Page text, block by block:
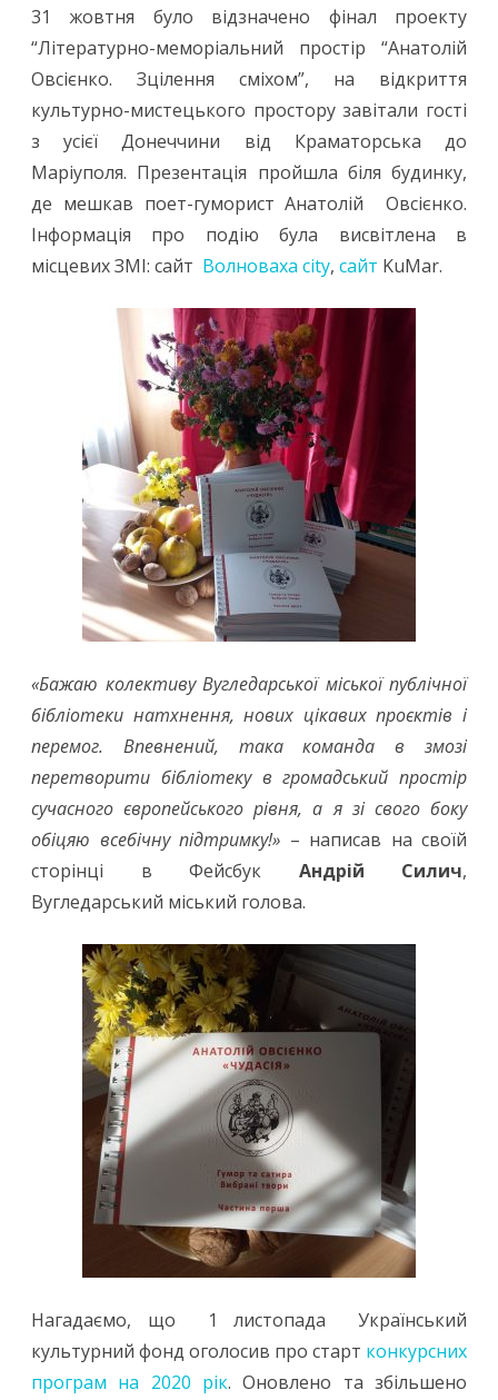
31 жовтня було відзначено фінал проекту
“Літературно-меморіальний простір “Анатолій
Овсієнко. Зцілення сміхом”, на відкриття
культурно-мистецького простору завітали гості
з усієї Донеччини від Краматорська до
Маріуполя. Презентація пройшла біля будинку,
де мешкав поет-гуморист Анатолій Овсієнко.
Інформація про подію була висвітлена в
місцевих ЗМІ: сайт Волноваха city, сайт KuMar.
«Бажаю колективу Вугледарської міської публічної
бібліотеки натхнення, нових цікавих проєктів і
перемог. Впевнений, така команда в змозі
перетворити бібліотеку в громадський простір
сучасного європейського рівня, а я зі свого боку
обіцяю всебічну підтримку!» – написав на своїй
сторінці в Фейсбук Андрій Силич,
Вугледарський міський голова.
Нагадаємо, що 1 листопада Український
культурний фонд оголосив про старт конкурсних
програм на 2020 рік. Оновлено та збільшено